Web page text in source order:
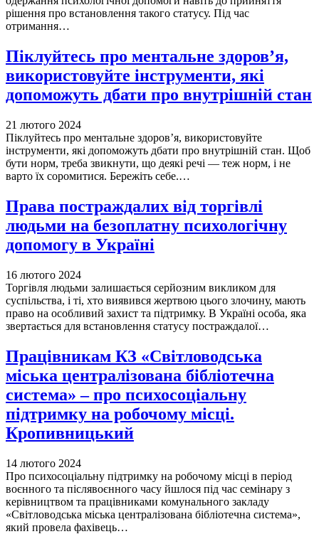
рішення про встановлення такого статусу. Під час
отримання…
Піклуйтесь про ментальне здоров’я,
використовуйте інструменти, які
допоможуть дбати про внутрішній стан
21 лютого 2024
Піклуйтесь про ментальне здоров’я, використовуйте
інструменти, які допоможуть дбати про внутрішній стан. Щоб
бути норм, треба звикнути, що деякі речі — теж норм, і не
варто їх соромитися. Бережіть себе.…
Права постраждалих від торгівлі
людьми на безоплатну психологічну
допомогу в Україні
16 лютого 2024
Торгівля людьми залишається серйозним викликом для
суспільства, і ті, хто виявився жертвою цього злочину, мають
право на особливий захист та підтримку. В Україні особа, яка
звертається для встановлення статусу постраждалої…
Працівникам КЗ «Світловодська
міська централізована бібліотечна
система» – про психосоціальну
підтримку на робочому місці.
Кропивницький
14 лютого 2024
Про психосоціальну підтримку на робочому місці в період
воєнного та післявоєнного часу йшлося під час семінару з
керівництвом та працівниками комунального закладу
«Світловодська міська централізована бібліотечна система»,
який провела фахівець…